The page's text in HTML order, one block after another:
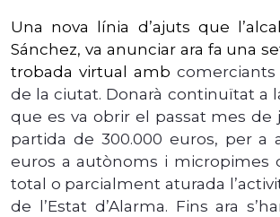
Una nova línia d’ajuts que
Sánchez, va anunciar ara fa una
trobada virtual amb comerciants
de la ciutat. Donarà continuïtat a
que es va obrir el passat mes de
partida de 300.000 euros, per a
euros a autònoms i micropimes
total o parcialment aturada
de l’Estat d’Alarma. Fins ara